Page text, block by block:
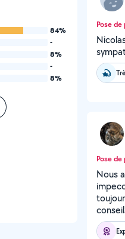
84%
-
8%
-
8%
Pose
Pose
Nous